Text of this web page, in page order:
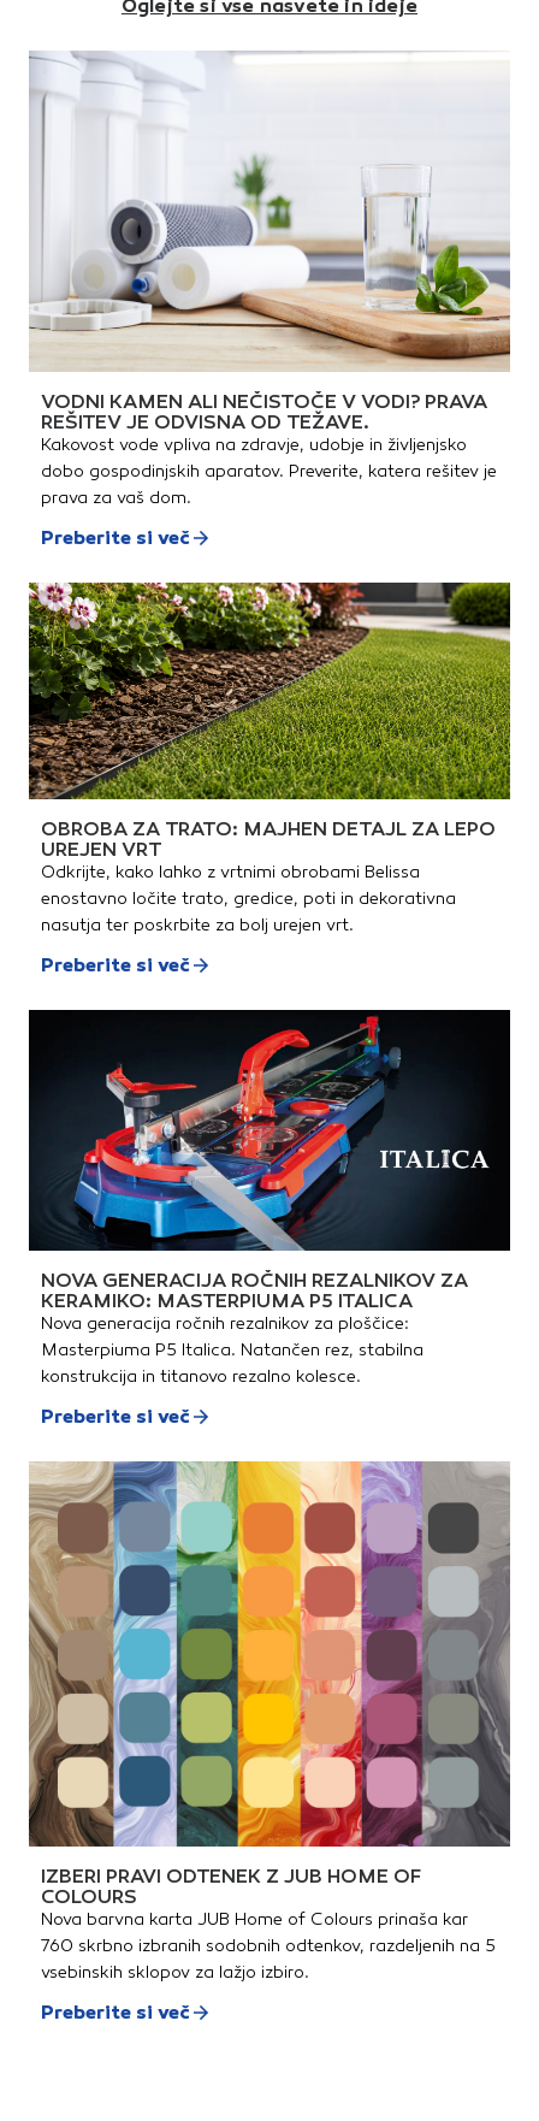
t)Material rešetke: pocinkano
brez napisaRazred nosilnosti:
mmZunanja dimenzija okvir:
600 x 560 mmVišina okvirja:
80 mmTeža: 39 kgStandard:
SIST EN 124-2:2015
lastnosti:Dimenzija: 300 x
Oglejte si vse nasvete in ideje
VODNI KAMEN ALI NEČISTOČE V VODI? PRAVA
REŠITEV JE ODVISNA OD TEŽAVE.
Kakovost vode vpliva na zdravje, udobje in življenjsko
dobo gospodinjskih aparatov. Preverite, katera rešitev je
prava za vaš dom.
Preberite si več
OBROBA ZA TRATO: MAJHEN DETAJL ZA LEPO
UREJEN VRT
Odkrijte, kako lahko z vrtnimi obrobami Belissa
enostavno ločite trato, gredice, poti in dekorativna
nasutja ter poskrbite za bolj urejen vrt.
Preberite si več
NOVA GENERACIJA ROČNIH REZALNIKOV ZA
KERAMIKO: MASTERPIUMA P5 ITALICA
Nova generacija ročnih rezalnikov za ploščice:
Masterpiuma P5 Italica. Natančen rez, stabilna
konstrukcija in titanovo rezalno kolesce.
Preberite si več
IZBERI PRAVI ODTENEK Z JUB HOME OF
COLOURS
Nova barvna karta JUB Home of Colours prinaša kar
760 skrbno izbranih sodobnih odtenkov, razdeljenih na 5
vsebinskih sklopov za lažjo izbiro.
Preberite si več